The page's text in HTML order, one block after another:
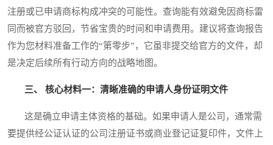
注册或已申请商标构成冲突的可能性。查询能有效避免因商标雷
同而被官方驳回，节省宝贵的时间和申请费用。建议将查询报告
作为您材料准备工作的“第零步”，它虽非提交给官方的文件，却
是决定后续所有行动方向的战略地图。
三、 核心材料一：清晰准确的申请人身份证明文件
这是确立申请主体资格的基础。如果申请人是公司，通常需
要提供经公证认证的公司注册证书或商业登记证复印件，文件上